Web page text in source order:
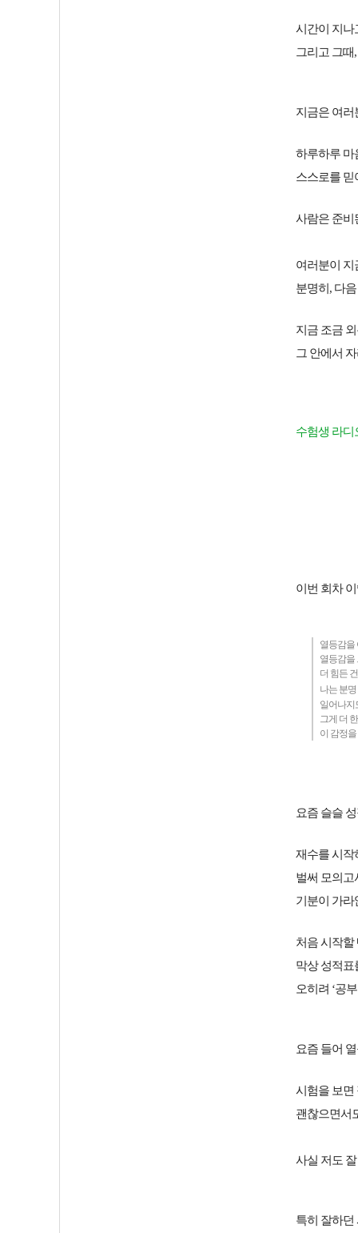
시간이 지나
그리고 그때
지금은 여
하루하루 마
스스로를 믿
사람은 준비
여러분이 지
분명히, 다
지금 조금
그 안에서
수험생 라디
이번 회차
열등감을
열등감을
더 힘든
나는 분
일어나지
그게 더
이 감정
요즘 슬슬
재수를 시작
벌써 모의고
기분이 가라
처음 시작할
막상 성적표
오히려 ‘공
요즘 들어
시험을 보면
괜찮으면서
사실 저도
특히 잘하던